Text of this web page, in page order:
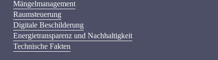
Mängelmanagement
Raumsteuerung
Digitale Beschilderung
Energietransparenz und Nachhaltigkeit
Technische Fakten